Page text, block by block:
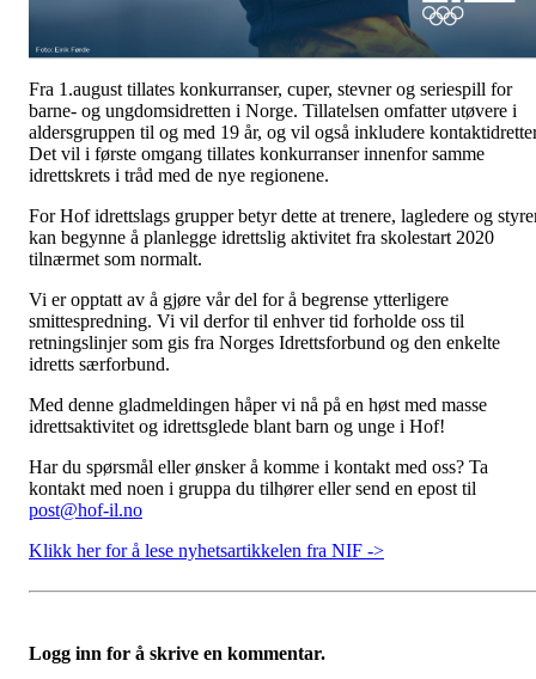
Fra 1.august tillates konkurranser, cuper, stevner og seriespill for
barne- og ungdomsidretten i Norge. Tillatelsen omfatter utøvere i
aldersgruppen til og med 19 år, og vil også inkludere
Det vil i første omgang tillates konkurranser innenfor samme
idrettskrets i tråd med de nye regionene.
For Hof idrettslags grupper betyr dette at trenere, lagledere og
kan begynne å planlegge idrettslig aktivitet fra skolestart 2020
tilnærmet som normalt.
Vi er opptatt av å gjøre vår del for å begrense ytterligere
smittespredning. Vi vil derfor til enhver tid forholde oss til
retningslinjer som gis fra Norges Idrettsforbund og den enkelte
idretts særforbund.
Med denne gladmeldingen håper vi nå på en høst med masse
idrettsaktivitet og idrettsglede blant barn og unge i Hof!
Har du spørsmål eller ønsker å komme i kontakt med oss? Ta
kontakt med noen i gruppa du tilhører eller send en epost til
post@hof-il.no
Klikk her for å lese nyhetsartikkelen fra NIF ->
Logg inn for å skrive en kommentar.